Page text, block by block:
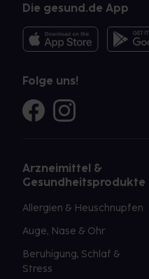
Die gesund.de App
Folge uns!
Arzneimittel &
Gesundheitsprodukte
Allergien & Heuschnupfen
Auge, Nase & Ohr
Beruhigung, Schlaf &
Stress